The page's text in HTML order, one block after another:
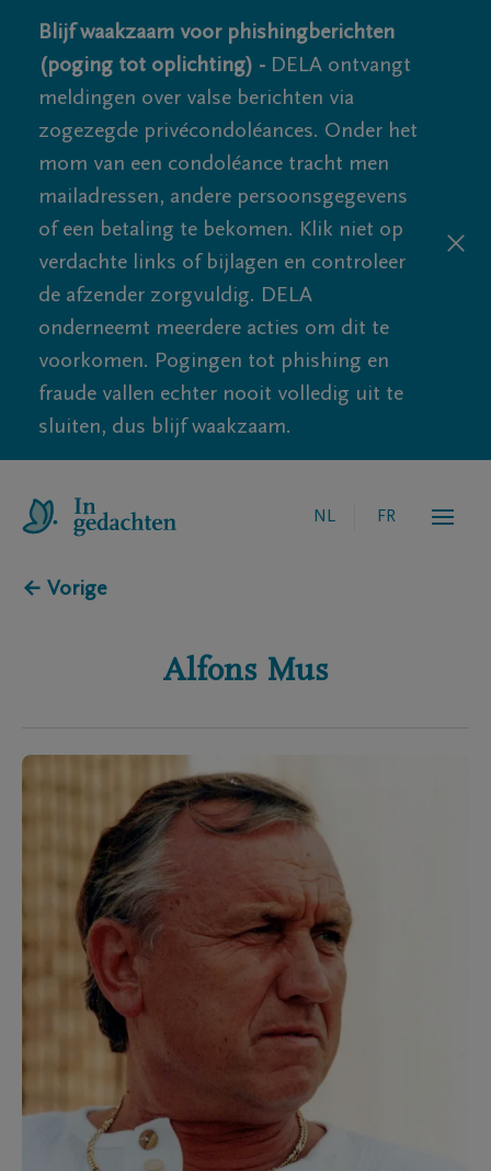
Blijf waakzaam voor phishingberichten
(poging tot oplichting) - DELA ontvangt
meldingen over valse berichten via
zogezegde privécondoléances. Onder het
mom van een condoléance tracht men
mailadressen, andere persoonsgegevens
of een betaling te bekomen. Klik niet op
verdachte links of bijlagen en controleer
de afzender zorgvuldig. DELA
onderneemt meerdere acties om dit te
voorkomen. Pogingen tot phishing en
fraude vallen echter nooit volledig uit te
sluiten, dus blijf waakzaam.
NL FR
← Vorige
Alfons Mus